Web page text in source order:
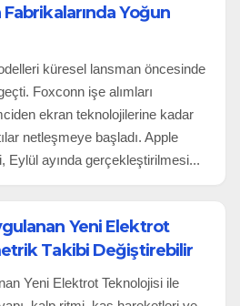
Yoğun
küresel lansman öncesinde
Foxconn işe alımları
ekran teknolojilerine kadar
netleşmeye başladı. Apple
Eylül ayında gerçekleştirilmesi...
Yeni Elektrot
Takibi Değiştirebilir
Yeni Elektrot Teknolojisi ile